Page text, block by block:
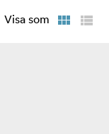
Visa som